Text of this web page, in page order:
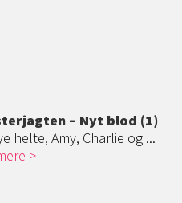
– Nyt blod (1)
helte, Amy, Charlie og ...